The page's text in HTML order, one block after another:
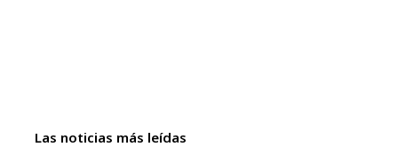
Las noticias más leídas